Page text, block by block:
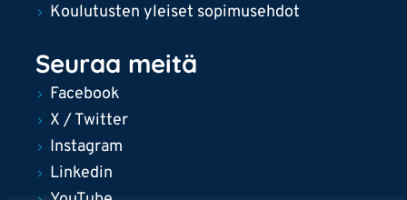
Koulutusten yleiset sopimusehdot
Seuraa meitä
Facebook
X / Twitter
Instagram
Linkedin